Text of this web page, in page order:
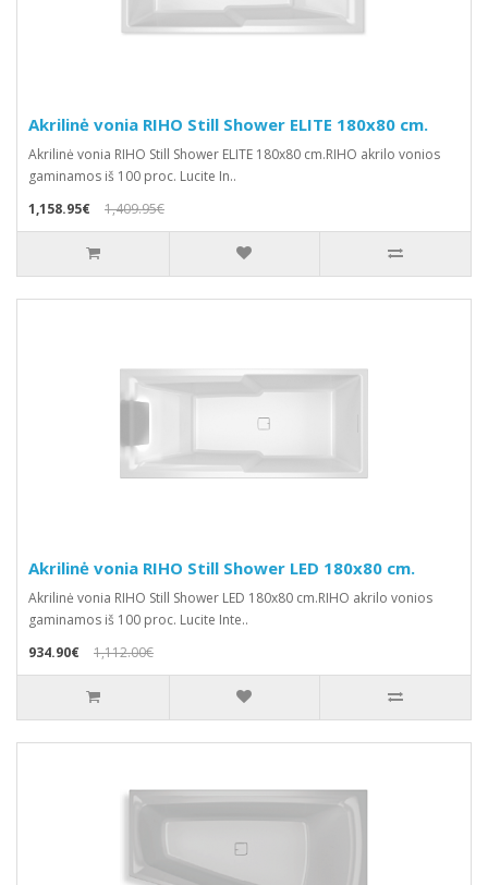
Akrilinė vonia RIHO Still Shower ELITE 180x80 cm.
Akrilinė vonia RIHO Still Shower ELITE 180x80 cm.RIHO akrilo vonios
gaminamos iš 100 proc. Lucite In..
1,158.95€
1,409.95€
Akrilinė vonia RIHO Still Shower LED 180x80 cm.
Akrilinė vonia RIHO Still Shower LED 180x80 cm.RIHO akrilo vonios
gaminamos iš 100 proc. Lucite Inte..
934.90€
1,112.00€